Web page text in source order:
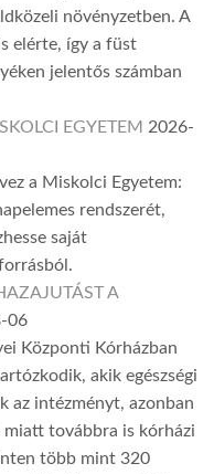
növényzetben. A
elérte, így a füst
jelentős számban
EGYETEM 2026-
a Miskolci Egyetem:
rendszerét,
saját
A
06
Központi Kórházban
akik egészségi
az intézményt, azonban
miatt továbbra is kórházi
több mint 320